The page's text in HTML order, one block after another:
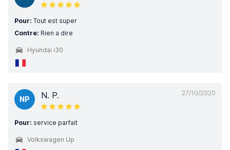
Pour: Tout est super
Contre: Rien a dire
Hyundai i30
27/10/2020
NP N. P.
Pour: service parfait
Volkswagen Up